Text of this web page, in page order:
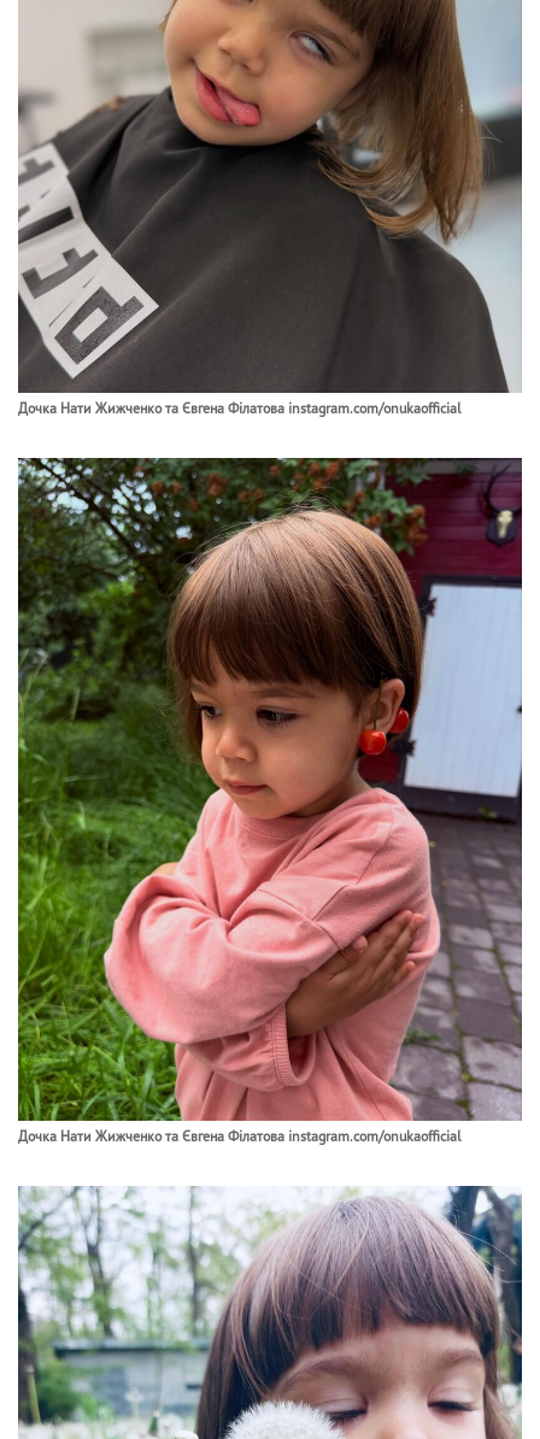
Дочка Нати Жижченко та Євгена Філатова instagram.com/onukaofficial
Дочка Нати Жижченко та Євгена Філатова instagram.com/onukaofficial